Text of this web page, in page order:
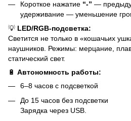
Короткое нажатие “-” —
удерживание — уменьшение
💡 LED/RGB-подсветка:
Светится не только в «кошачьих
наушников. Режимы: мерцание,
статический свет.
🔋 Автономность работы:
6–8 часов с подсветкой
До 15 часов без подсветки
Зарядка через USB.